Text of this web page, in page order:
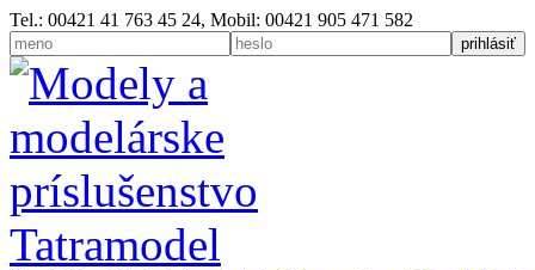
Tel.: 00421 41 763 45 24, Mobil: 00421 905 471 582